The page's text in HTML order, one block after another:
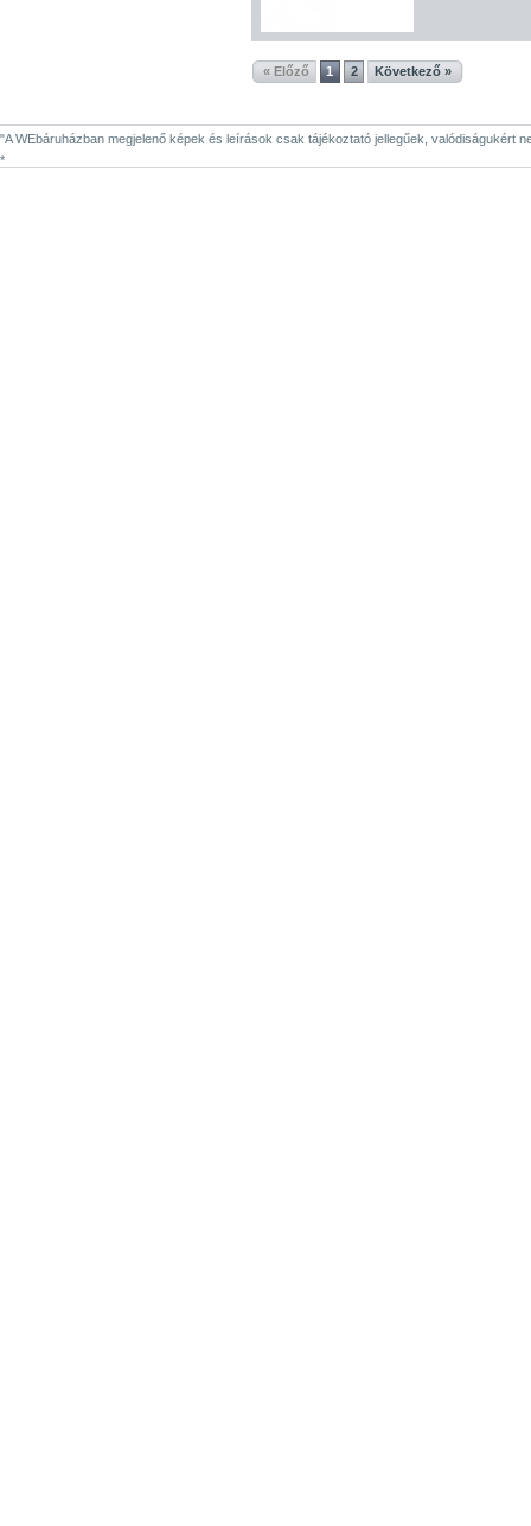
« Előző 1 2 Következő »
"A WEbáruházban megjelenő képek és leírások csak tájékoztató jellegűek, valódiságukért
*